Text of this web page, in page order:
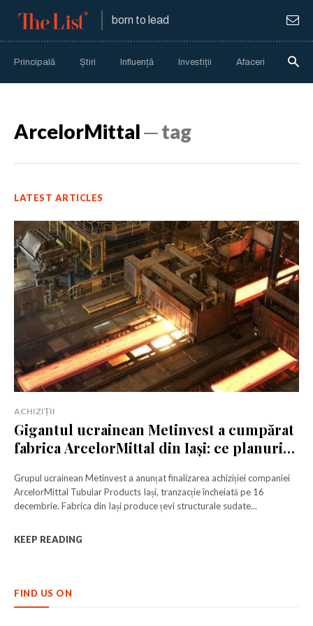
born to lead
Principală Știri Influență Investiții Afaceri
ArcelorMittal─ tag
LATEST ARTICLES
ACHIZIȚII
Gigantul ucrainean Metinvest a cumpărat
fabrica ArcelorMittal din Iași: ce planuri
Grupul ucrainean Metinvest a anunțat finalizarea achiziției companiei
ArcelorMittal Tubular Products Iași, tranzacție încheiată pe 16
decembrie. Fabrica din Iași produce țevi structurale sudate...
KEEP READING
FIND US ON